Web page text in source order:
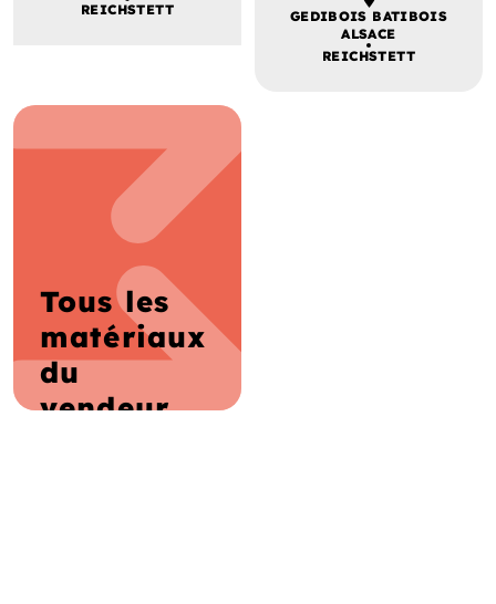
REICHSTETT
GEDIBOIS BATIBOIS
ALSACE
REICHSTETT
Tous les
matériaux
du
vendeur